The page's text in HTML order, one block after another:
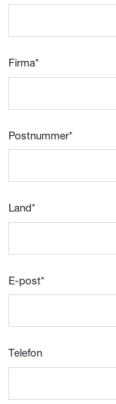
Firma*
Postnummer*
Land*
E-post*
Telefon